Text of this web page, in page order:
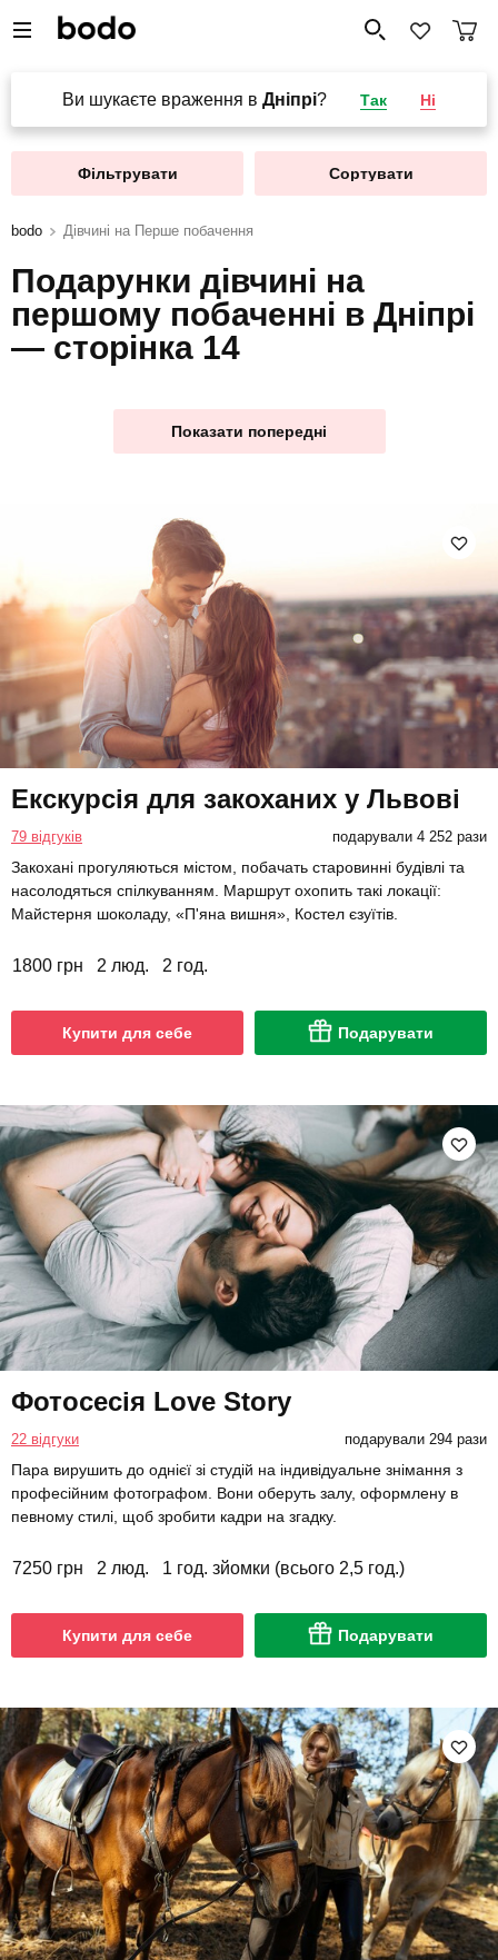
Ви шукаєте враження в Дніпрі? Так Ні
Фільтрувати Сортувати
bodo Дівчині на Перше побачення
Подарунки дівчині на
першому побаченні в Дніпрі
— сторінка 14
Показати попередні
Екскурсія для закоханих у Львові
79 відгуків подарували 4 252 рази
Закохані прогуляються містом, побачать старовинні будівлі та
насолодяться спілкуванням. Маршрут охопить такі локації:
Майстерня шоколаду, «П'яна вишня», Костел єзуїтів.
1800 грн 2 люд. 2 год.
Купити для себе Подарувати
Фотосесія Love Story
22 відгуки подарували 294 рази
Пара вирушить до однієї зі студій на індивідуальне знімання з
професійним фотографом. Вони оберуть залу, оформлену в
певному стилі, щоб зробити кадри на згадку.
7250 грн 2 люд. 1 год. зйомки (всього 2,5 год.)
Купити для себе Подарувати